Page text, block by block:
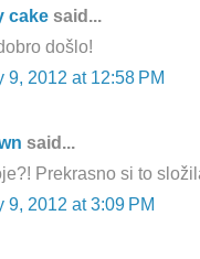
cake said...
došlo!
9, 2012 at 12:58 PM
said...
Prekrasno si to
9, 2012 at 3:09 PM